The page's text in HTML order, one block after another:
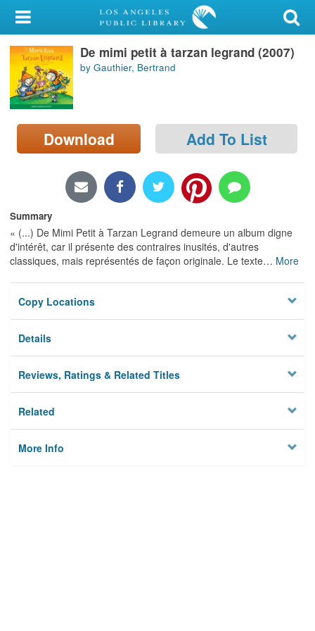
My Account
Library Card
Sign In
Search
Locations/Hours (external
De mimi petit à tarzan legrand (2007)
by Gauthier, Bertrand
Download Add To List
Summary
« (...) De Mimi Petit à Tarzan Legrand demeure un album digne
d'intérêt, car il présente des contraires inusités, d'autres
classiques, mais représentés de façon originale. Le texte… More
Copy Locations
Details
Reviews, Ratings & Related Titles
Related
More Info